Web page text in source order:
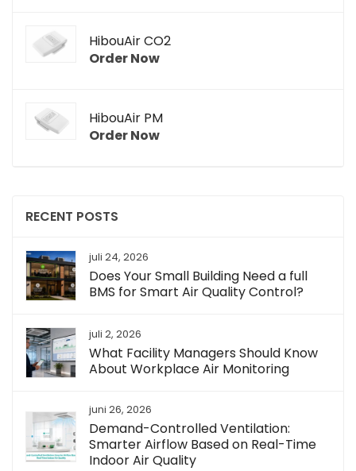
HibouAir CO2
Order Now
HibouAir PM
Order Now
RECENT POSTS
juli 24, 2026
Does Your Small Building Need a full
BMS for Smart Air Quality Control?
juli 2, 2026
What Facility Managers Should Know
About Workplace Air Monitoring
juni 26, 2026
Demand-Controlled Ventilation:
Smarter Airflow Based on Real-Time
Indoor Air Quality